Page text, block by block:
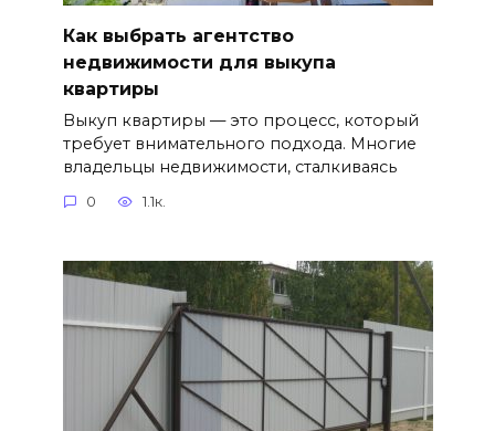
Как выбрать агентство
недвижимости для выкупа
квартиры
Выкуп квартиры — это процесс, который
требует внимательного подхода. Многие
владельцы недвижимости, сталкиваясь
0 1.1к.